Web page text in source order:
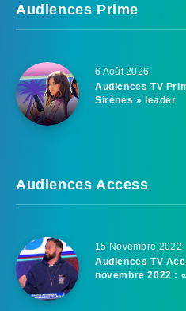
Audiences Prime
6 Août 2026
Audiences TV
Sirènes » leader
Audiences Access
15 Novembre 2022
Audiences TV
novembre 2022 :